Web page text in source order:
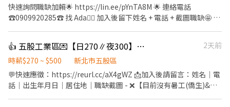
快速詢問職缺加賴🌟 https://lin.ee/pYnTA8M 🌟 連絡電話
☎️0909920285☎️ 找 Ada🙋‍♀ 加入後留下姓名 + 電話 + 截圖職缺🤩 🈚️
裝、分類 ✅ 貼標、撿貨、刷條碼 ✅ 退換貨處理 ✅ 其他倉儲相關作
業 上班時段 🌞 早班｜08:00－17:00休息：12:00－13:15 早半｜
10:00-14:00 🌙 夜班｜16:00－01:00休息：18:30－19:30、22:00－
22:15 夜半｜20:00-24:00 薪資待遇 💰 早班：260元／時 💰 夜班：
👍 五股工業區💌【日270∥夜300】高錄取率⸝公司供餐⸝免學經歷⸝快速上班⸝周借支
2天前
時薪$270 ~ $500
新北市五股區
💬快速應徵：https://reurl.cc/aX4gWZ 📩加入後請留言：姓名｜電
話｜出生年月日｜居住地｜職缺截圖 - ❌【目前沒有暑工(僑生)&長